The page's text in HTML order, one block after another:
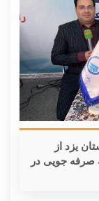
یزد از
صرفه جویی در